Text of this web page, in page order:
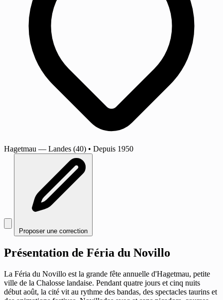
Hagetmau — Landes (40) • Depuis 1950
Proposer une correction
Présentation de Féria du Novillo
La Féria du Novillo est la grande fête annuelle d'Hagetmau, petite
ville de la Chalosse landaise. Pendant quatre jours et cinq nuits
début août, la cité vit au rythme des bandas, des spectacles taurins et